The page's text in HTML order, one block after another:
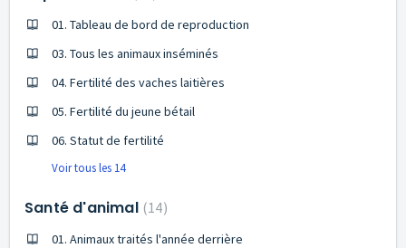
01. Tableau de bord de reproduction
03. Tous les animaux inséminés
04. Fertilité des vaches laitières
05. Fertilité du jeune bétail
06. Statut de fertilité
Voir tous les 14
Santé d'animal 14
01. Animaux traités l'année derrière